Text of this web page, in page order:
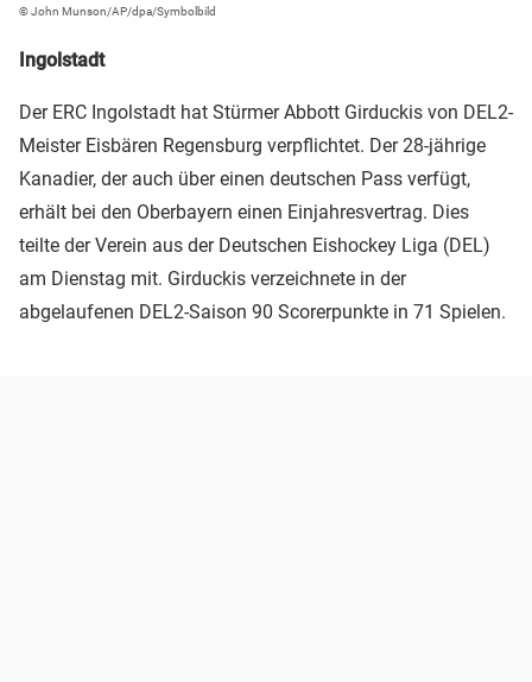
© John Munson/AP/dpa/Symbolbild
Ingolstadt
Der ERC Ingolstadt hat Stürmer Abbott Girduckis von DEL2-
Meister Eisbären Regensburg verpflichtet. Der 28-jährige
Kanadier, der auch über einen deutschen Pass verfügt,
erhält bei den Oberbayern einen Einjahresvertrag. Dies
teilte der Verein aus der Deutschen Eishockey Liga (DEL)
am Dienstag mit. Girduckis verzeichnete in der
abgelaufenen DEL2-Saison 90 Scorerpunkte in 71 Spielen.